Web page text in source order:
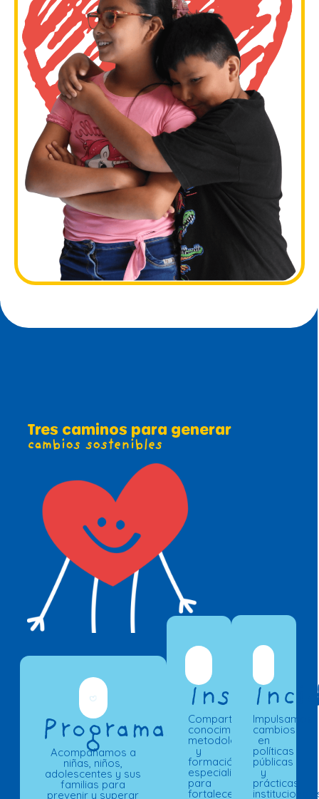
Tres caminos para generar
cambios sostenibles
Programas
Acompañamos a
niñas, niños,
adolescentes y sus
familias para
prevenir y superar
Instituto
Compartimos
conocimiento,
metodologías
y
formación
especializada
para
fortalecer
Impulsamos
cambios
en
políticas
públicas
y
prácticas